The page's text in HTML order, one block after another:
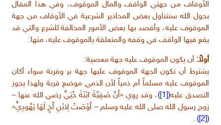
الأوقاف من جهتي الواقف والمال الموقوف، وفي هذا المقال
بحول الله سنتناول بعض المحاذير الشرعية في الأوقاف من جهة
الموقوف عليه، وأقصد بها بعض الأمور المخالفة للشرع والتي قد
يقع فيها الواقف في وقفه والمتعلقة بالموقوف عليه، منها:
أولاً: أن يكون الموقوف عليه جهة معصية:
يشترط أن تكون الجهة الموقوف عليها جهة بر وقربة سواء أكان
الموقوف عليه مسلماً أم ذمياً لأن الذمي موضع قربة ولهذا يجوز
التصدق عليه([1])
، وقد روي «أَنَّ صَفِيَّةَ ابْنَةَ حُيَيٍّ رضي الله عنها –
زوج رسول الله صلى الله عليه وسلم – أَوْصَتْ لِابْنِ أَخٍ لَهَا يَهُودِيٍّ»
([2])
.